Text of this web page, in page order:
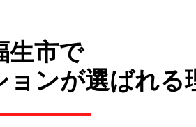
生市で
ョンが選ばれる